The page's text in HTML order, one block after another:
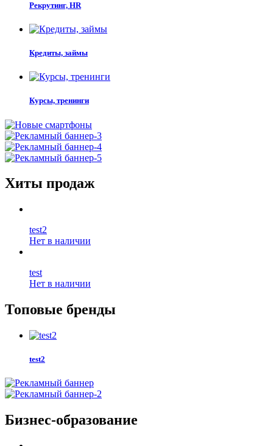
Рекрутинг, HR
Кредиты, займы
Курсы, тренинги
Хиты продаж
test2
Нет в наличии
test
Нет в наличии
Топовые бренды
test2
Бизнес-образование